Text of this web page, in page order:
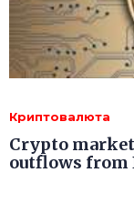
Криптовалюта
Crypto
outflows from